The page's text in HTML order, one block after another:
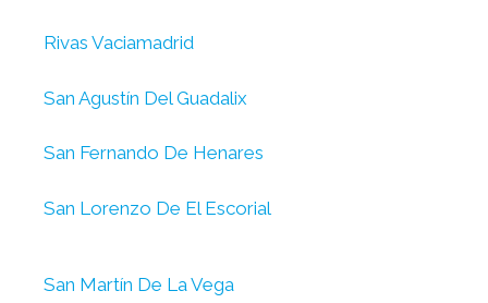
Rivas Vaciamadrid
San Agustín Del Guadalix
San Fernando De Henares
San Lorenzo De El Escorial
San Martín De La Vega